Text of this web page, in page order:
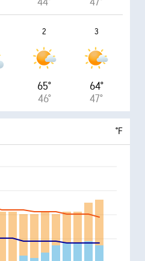
2
65°
46°
3
64°
47°
°F